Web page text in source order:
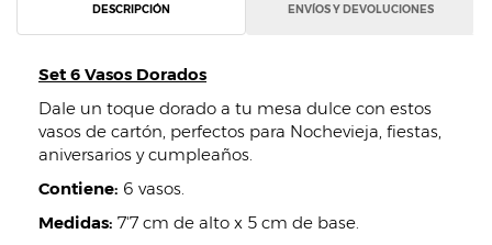
DESCRIPCIÓN ENVÍOS Y DEVOLUCIONES
Set 6 Vasos Dorados
Dale un toque dorado a tu mesa dulce con estos
vasos de cartón, perfectos para Nochevieja, fiestas,
aniversarios y cumpleaños.
Contiene: 6 vasos.
Medidas: 7'7 cm de alto x 5 cm de base.